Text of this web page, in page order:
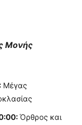
Μονής
Μέγας
Όρθρος και